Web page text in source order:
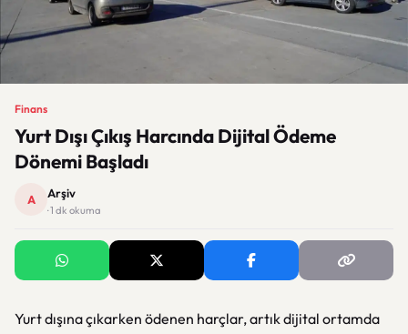
Finans
Yurt Dışı Çıkış Harcında Dijital Ödeme
Dönemi Başladı
A Arşiv
· 1 dk okuma
Yurt dışına çıkarken ödenen harçlar, artık dijital ortamda